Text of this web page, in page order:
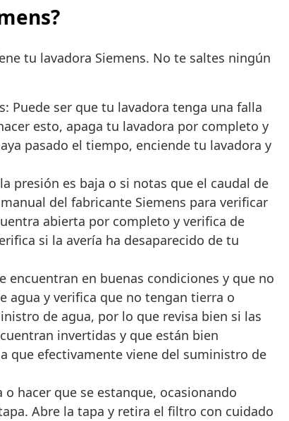
tu lavadora Siemens. No te saltes ningún
Puede ser que tu lavadora tenga una falla
esto, apaga tu lavadora por completo y
pasado el tiempo, enciende tu lavadora y
presión es baja o si notas que el caudal de
del fabricante Siemens para verificar
abierta por completo y verifica de
si la avería ha desaparecido de tu
encuentran en buenas condiciones y que no
agua y verifica que no tengan tierra o
de agua, por lo que revisa bien si las
invertidas y que están bien
que efectivamente viene del suministro de
hacer que se estanque, ocasionando
Abre la tapa y retira el filtro con cuidado